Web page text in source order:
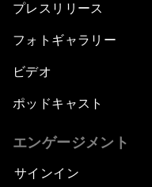
プレスリリース
フォトギャラリー
ビデオ
ポッドキャスト
エンゲージメント
サインイン